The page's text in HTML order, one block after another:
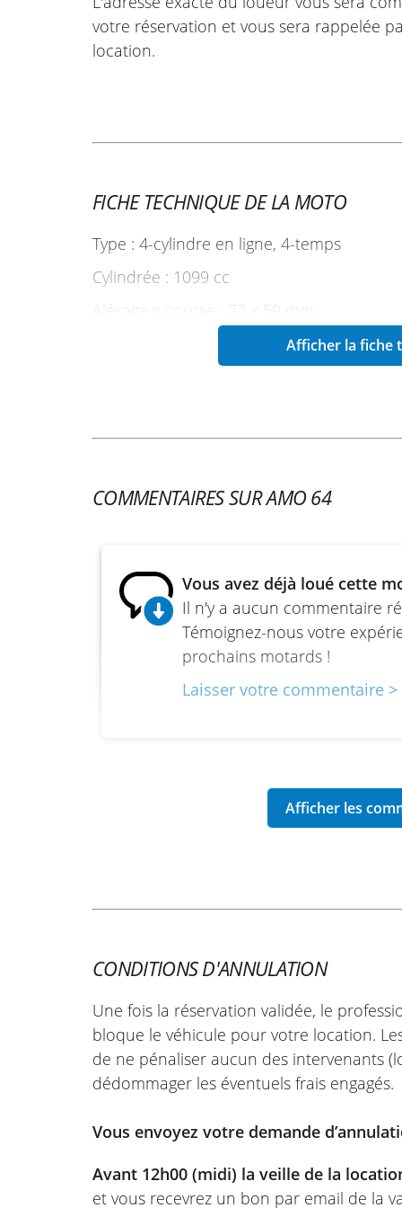
votre réservation et vous sera rappelée
location.
FICHE TECHNIQUE DE LA MOTO
Type : 4-cylindre en ligne, 4-temps
Cylindrée : 1099 cc
Alésage x course : 77 x 59 mm
Puissance maxi : 135 ch (99 kW) à 9 000
Longueur : 2 270 mm
Hauteur : 1 490 mm (+40 mm bulle haute)
Poids pleins faits : 257 kg
Réservoir : 21 litres
Afficher la fiche
COMMENTAIRES SUR AMO 64
Il n'y a aucun commentaire
Vous avez déjà loué cette
Témoignez-nous votre
prochains motards !
Laisser votre commentaire >
CONDITIONS D'ANNULATION
Une fois la réservation validée, le
bloque le véhicule pour votre location.
de ne pénaliser aucun des intervenants
dédommager les éventuels frais engagés.
Vous envoyez votre demande
Avant 12h00 (midi) la veille de la
et vous recevrez un bon par email de la